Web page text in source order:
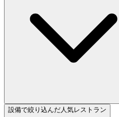
設備で絞り込んだ人気レストラン